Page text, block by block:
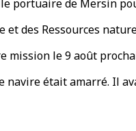
portuaire de Mersin
des Ressources
mission le 9 août
navire était amarré. Il